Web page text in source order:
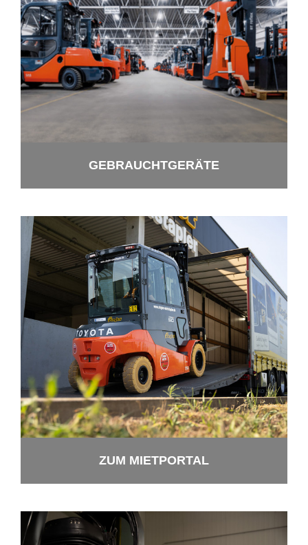
GE­BRAUCHT­GE­RÄ­TE
ZUM MIET­POR­TAL